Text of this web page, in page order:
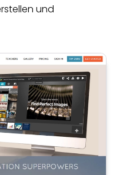
und